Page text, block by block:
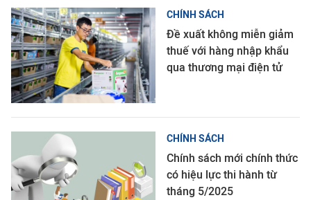
CHÍNH SÁCH
Đề xuất không miễn giảm
thuế với hàng nhập khẩu
qua thương mại điện tử
CHÍNH SÁCH
Chính sách mới chính thức
có hiệu lực thi hành từ
tháng 5/2025